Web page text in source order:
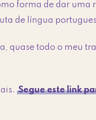
forma de dar uma
de língua
quase todo o meu
Segue este link